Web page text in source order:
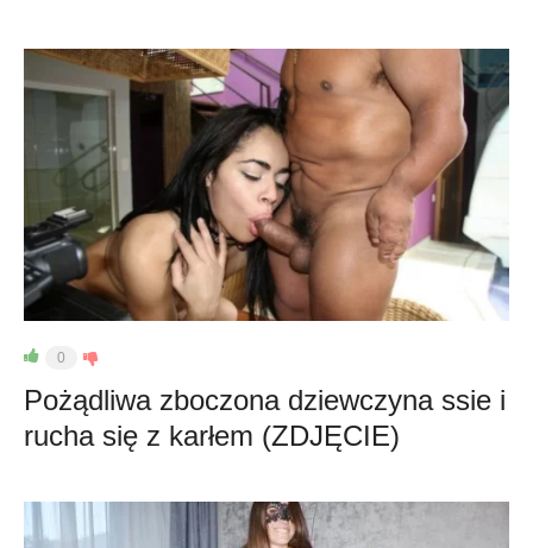
0
Pożądliwa zboczona dziewczyna ssie i
rucha się z karłem (ZDJĘCIE)